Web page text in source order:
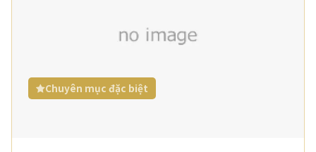
Chuyên mục đặc biệt